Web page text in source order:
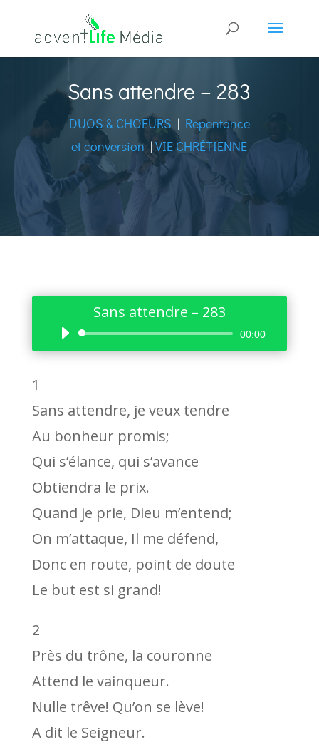
Sans attendre – 283
DUOS & CHOEURS | Repentance
et conversion|VIE CHRÉTIENNE
Sans attendre – 283
Lecteur
audio
00:00
1
Sans attendre, je veux tendre
Au bonheur promis;
Qui s’élance, qui s’avance
Obtiendra le prix.
Quand je prie, Dieu m’entend;
On m’attaque, Il me défend,
Donc en route, point de doute
Le but est si grand!
2
Près du trône, la couronne
Attend le vainqueur.
Nulle trêve! Qu’on se lève!
A dit le Seigneur.